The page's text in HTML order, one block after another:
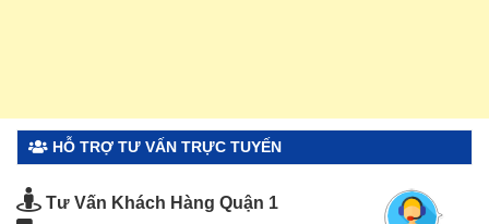
HỖ TRỢ TƯ VẤN TRỰC TUYẾN
Tư Vấn Khách Hàng Quận 1